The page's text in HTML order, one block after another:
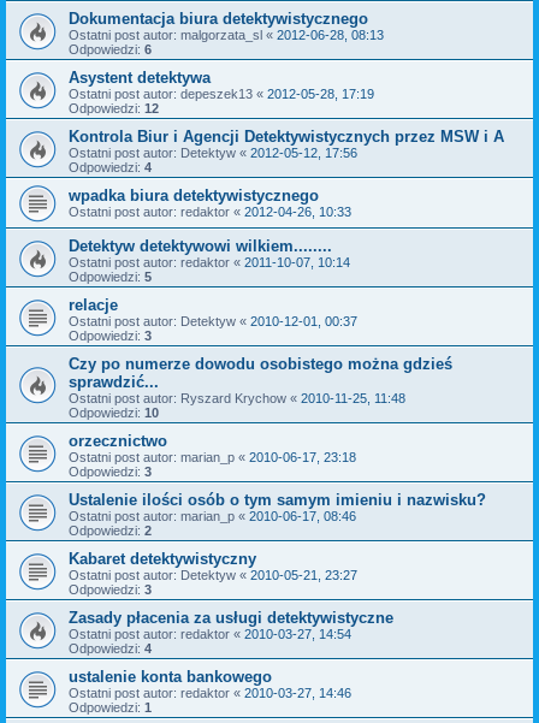
Dokumentacja biura detektywistycznego
Ostatni post autor: malgorzata_sl « 2012-06-28, 08:13
Odpowiedzi: 6
Asystent detektywa
Ostatni post autor: depeszek13 « 2012-05-28, 17:19
Odpowiedzi: 12
Kontrola Biur i Agencji Detektywistycznych przez MSW i A
Ostatni post autor: Detektyw « 2012-05-12, 17:56
Odpowiedzi: 4
wpadka biura detektywistycznego
Ostatni post autor: redaktor « 2012-04-26, 10:33
Detektyw detektywowi wilkiem........
Ostatni post autor: redaktor « 2011-10-07, 10:14
Odpowiedzi: 5
relacje
Ostatni post autor: Detektyw « 2010-12-01, 00:37
Odpowiedzi: 3
Czy po numerze dowodu osobistego można gdzieś
sprawdzić...
Ostatni post autor: Ryszard Krychow « 2010-11-25, 11:48
Odpowiedzi: 10
orzecznictwo
Ostatni post autor: marian_p « 2010-06-17, 23:18
Odpowiedzi: 3
Ustalenie ilości osób o tym samym imieniu i nazwisku?
Ostatni post autor: marian_p « 2010-06-17, 08:46
Odpowiedzi: 2
Kabaret detektywistyczny
Ostatni post autor: Detektyw « 2010-05-21, 23:27
Odpowiedzi: 3
Zasady płacenia za usługi detektywistyczne
Ostatni post autor: redaktor « 2010-03-27, 14:54
Odpowiedzi: 4
ustalenie konta bankowego
Ostatni post autor: redaktor « 2010-03-27, 14:46
Odpowiedzi: 1